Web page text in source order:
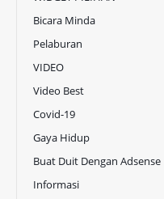
Bicara Minda
Pelaburan
VIDEO
Video Best
Covid-19
Gaya Hidup
Buat Duit Dengan Adsense
Informasi